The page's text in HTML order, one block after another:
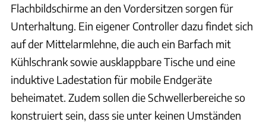
Flachbildschirme an den Vordersitzen sorgen für
Unterhaltung. Ein eigener Controller dazu findet sich
auf der Mittelarmlehne, die auch ein Barfach mit
Kühlschrank sowie ausklappbare Tische und eine
induktive Ladestation für mobile Endgeräte
beheimatet. Zudem sollen die Schwellerbereiche so
konstruiert sein, dass sie unter keinen Umständen